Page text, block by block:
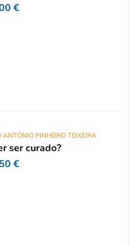
€
ANTÓNIO PINHEIRO TEIXEIRA
ser curado?
€